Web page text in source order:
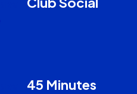
45 Minutes